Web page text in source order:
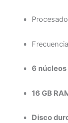
6 núcleos
16 GB
Disco